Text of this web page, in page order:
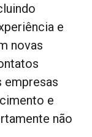
e
novas
empresas
e
não